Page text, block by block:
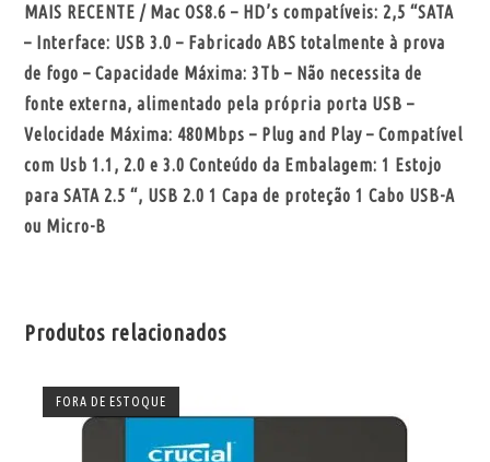
MAIS RECENTE / Mac OS8.6 – HD’s compatíveis: 2,5 “SATA
– Interface: USB 3.0 – Fabricado ABS totalmente à prova
de fogo – Capacidade Máxima: 3Tb – Não necessita de
fonte externa, alimentado pela própria porta USB –
Velocidade Máxima: 480Mbps – Plug and Play – Compatível
com Usb 1.1, 2.0 e 3.0 Conteúdo da Embalagem: 1 Estojo
para SATA 2.5 “, USB 2.0 1 Capa de proteção 1 Cabo USB-A
ou Micro-B
Produtos relacionados
FORA DE ESTOQUE